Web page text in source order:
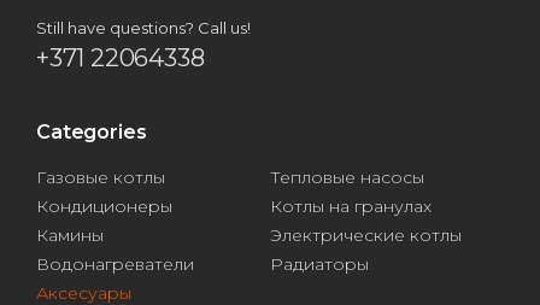
Still have questions? Call us!
+371 22064338
Categories
Газовые котлы
Тепловые насосы
Кондиционеры
Котлы на гранулах
Камины
Электрические котлы
Водонагреватели
Радиаторы
Аксесуары